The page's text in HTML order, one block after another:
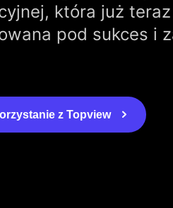
która już
pod sukces i
z Topview